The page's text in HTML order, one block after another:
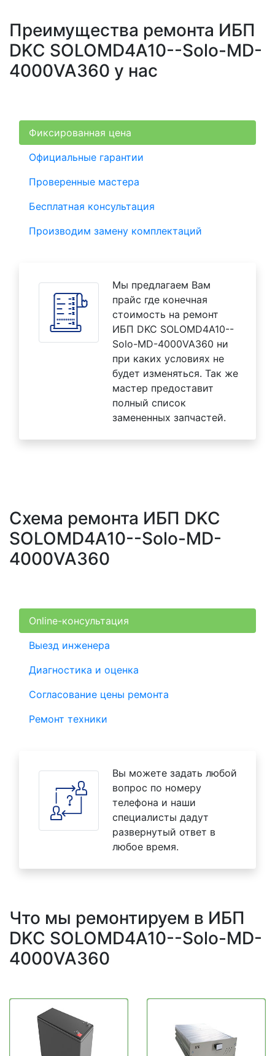
Преимущества ремонта ИБП
DKC SOLOMD4A10--Solo-MD-
4000VA360 у нас
Фиксированная цена
Официальные гарантии
Проверенные мастера
Бесплатная консультация
Производим замену комплектаций
Мы предлагаем Вам
прайс где конечная
стоимость на ремонт
ИБП DKC SOLOMD4A10--
Solo-MD-4000VA360 ни
при каких условиях не
будет изменяться. Так же
мастер предоставит
полный список
замененных запчастей.
Схема ремонта ИБП DKC
SOLOMD4A10--Solo-MD-
4000VA360
Online-консультация
Выезд инженера
Диагностика и оценка
Согласование цены ремонта
Ремонт техники
Вы можете задать любой
вопрос по номеру
телефона и наши
специалисты дадут
развернутый ответ в
любое время.
Что мы ремонтируем в ИБП
DKC SOLOMD4A10--Solo-MD-
4000VA360